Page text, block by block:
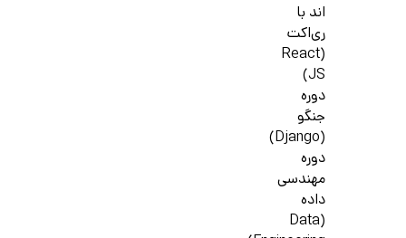
اند با
ری‌اکت
(React
JS)
دوره
جنگو
(Django)
دوره
مهندسی
داده
(Data